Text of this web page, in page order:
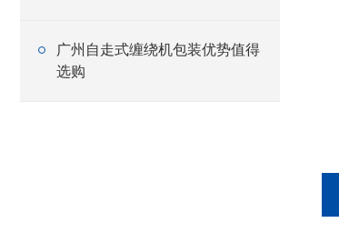
广州自走式缠绕机包装优势值得
选购